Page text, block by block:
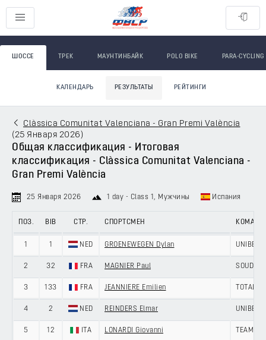
ШОССЕ ТРЕК МАУНТИНБАЙК POLO BIKE PARA-CYCLING
КАЛЕНДАРЬ РЕЗУЛЬТАТЫ РЕЙТИНГИ
Clàssica Comunitat Valenciana - Gran Premi València
(25 Января 2026 )
Общая классификация - Итоговая
классификация - Clàssica Comunitat Valenciana -
Gran Premi València
25 Января 2026 1 day - Class 1 , Мужчины Испания
ПОЗ. BIB СТР. СПОРТСМЕН
1 1 NED GROENEWEGEN Dylan UNIBET
2 32 FRA MAGNIER Paul SOUDAL
3 133 FRA JEANNIERE Emilien
4 2 NED REINDERS Elmar UNIBET
5 12 ITA LONARDI Giovanni TEAM